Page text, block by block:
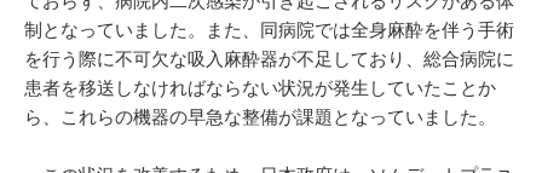
制となっていました。また、同病院では全身麻酔を伴う手術
を行う際に不可欠な吸入麻酔器が不足しており、総合病院に
患者を移送しなければならない状況が発生していたことか
ら、これらの機器の早急な整備が課題となっていました。